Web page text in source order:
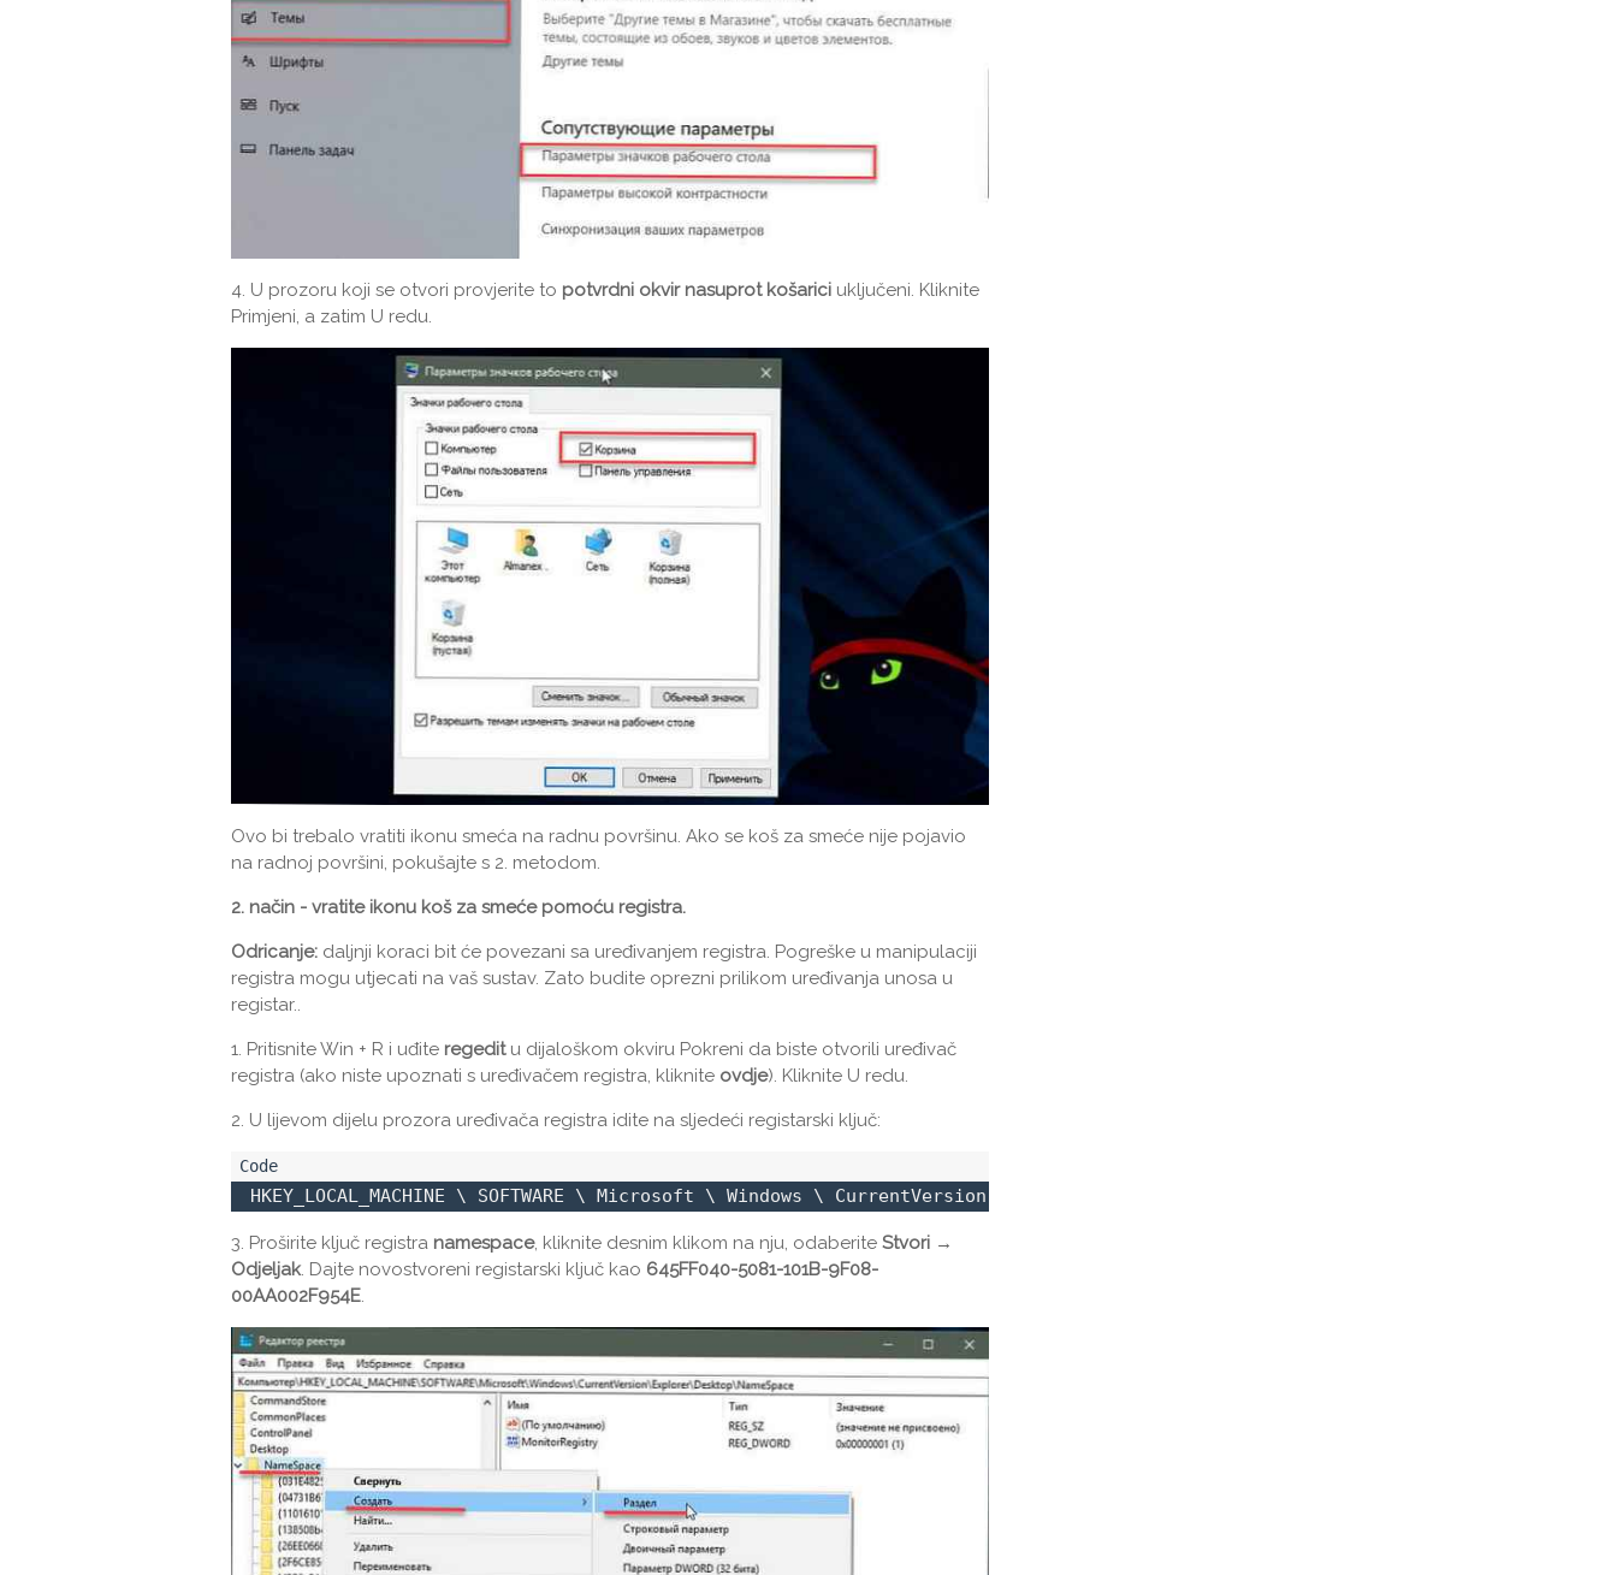
4. U prozoru koji se otvori provjerite to potvrdni okvir nasuprot košarici uključeni. Kliknite
Primjeni, a zatim U redu.
Ovo bi trebalo vratiti ikonu smeća na radnu površinu. Ako se koš za smeće nije pojavio
na radnoj površini, pokušajte s 2. metodom.
2. način - vratite ikonu koš za smeće pomoću registra.
Odricanje: daljnji koraci bit će povezani sa uređivanjem registra. Pogreške u manipulaciji
registra mogu utjecati na vaš sustav. Zato budite oprezni prilikom uređivanja unosa u
registar..
1. Pritisnite Win + R i uđite regeditu dijaloškom okviru Pokreni da biste otvorili uređivač
registra (ako niste upoznati s uređivačem registra, kliknite ovdje). Kliknite U redu.
2. U lijevom dijelu prozora uređivača registra idite na sljedeći registarski ključ:
HKEY_LOCAL_MACHINE \ SOFTWARE \ Microsoft \ Windows \ CurrentVersion \ Explorer \ Desktop \ NAMESPACE
3. Proširite ključ registra namespace, kliknite desnim klikom na nju, odaberite Stvori →
Odjeljak. Dajte novostvoreni registarski ključ kao 645FF040-5081-101B-9F08-
00AA002F954E.